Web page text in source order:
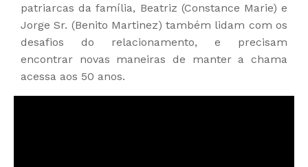
patriarcas da família, Beatriz (Constance Marie) e
Jorge Sr. (Benito Martinez) também lidam com os
desafios do relacionamento, e precisam
encontrar novas maneiras de manter a chama
acessa aos 50 anos.